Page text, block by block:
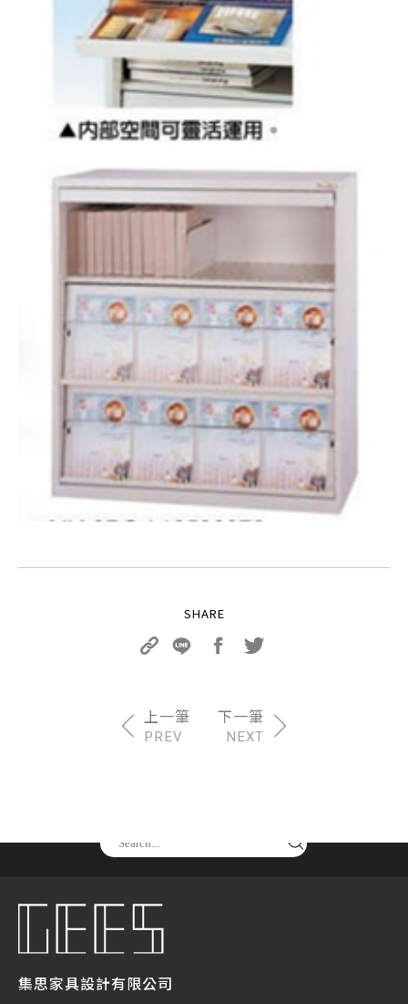
PREV NEXT
集思家具設計有限公司